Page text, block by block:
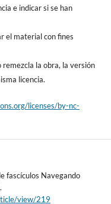
e indicar si se han
el material con fines
remezcla la obra, la versión
licencia.
licenses/by-nc-
fascículos Navegando
view/219